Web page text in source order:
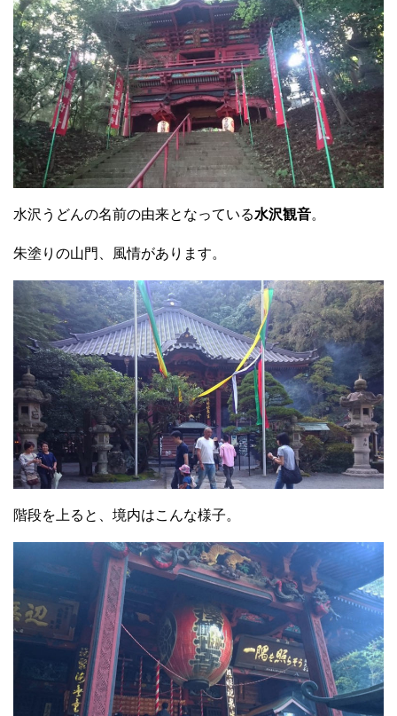
水沢うどんの名前の由来となっている水沢観音。
朱塗りの山門、風情があります。
階段を上ると、境内はこんな様子。